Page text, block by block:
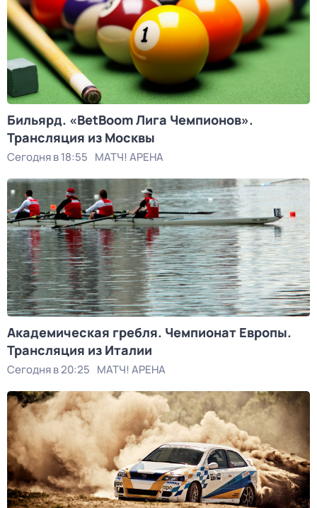
Бильярд. «BetBoom Лига Чемпионов».
Трансляция из Москвы
Сегодня в 18:55 МАТЧ! АРЕНА
Академическая гребля. Чемпионат Европы.
Трансляция из Италии
Сегодня в 20:25 МАТЧ! АРЕНА